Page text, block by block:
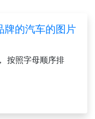
牌的汽车的图片
按照字母顺序排